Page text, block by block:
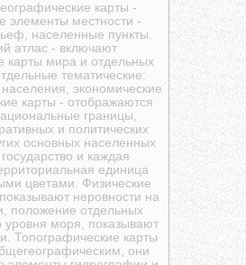
карты -
элементы местности -
населенные пункты.
атлас - включают
карты мира и отдельных
тематические:
экономические
карты - отображаются
границы,
и политических
основных населенных
и каждая
единица
цветами. Физические
неровности на
положение отдельных
уровня моря, показывают
Топографические карты
они